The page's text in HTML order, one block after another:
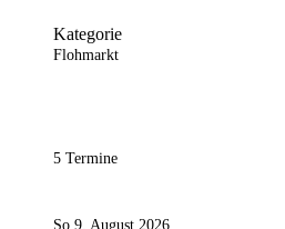
Kategorie
Flohmarkt
5 Termine
So 9. August 2026